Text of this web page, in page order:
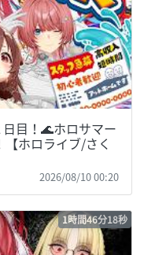
目！🌊ホロサマー
ホロライブ/さく
2026/08/10 00:20
1時間46分18秒